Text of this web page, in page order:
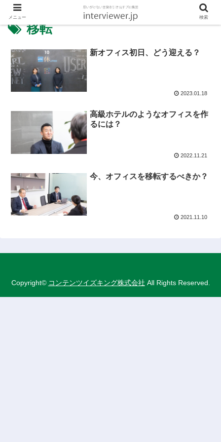
移転
新オフィス初日、どう迎える？
2023.01.18
高級ホテルのようなオフィスを作
るには？
2022.11.21
今、オフィスを移転するべきか？
2021.11.10
Copyright© コンテンツイズキング株式会社 All Rights Reserved.
メニュー 検索